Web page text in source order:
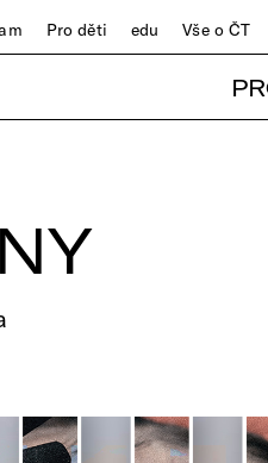
Pro děti edu Vše o ČT